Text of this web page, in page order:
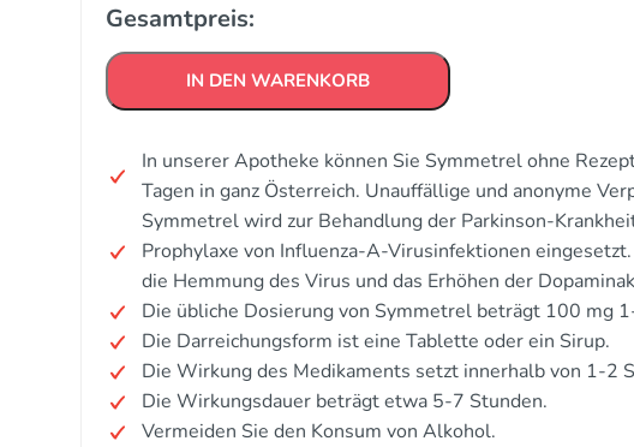
Gesamtpreis:
IN DEN WARENKORB
In unserer Apotheke können Sie Symmetrel ohne
Tagen in ganz Österreich. Unauffällige und anonyme
Symmetrel wird zur Behandlung der Parkinson-
Prophylaxe von Influenza-A-Virusinfektionen
die Hemmung des Virus und das Erhöhen der
Die übliche Dosierung von Symmetrel beträgt 100 mg
Die Darreichungsform ist eine Tablette oder ein Sirup.
Die Wirkung des Medikaments setzt innerhalb von 1-2
Die Wirkungsdauer beträgt etwa 5-7 Stunden.
Vermeiden Sie den Konsum von Alkohol.